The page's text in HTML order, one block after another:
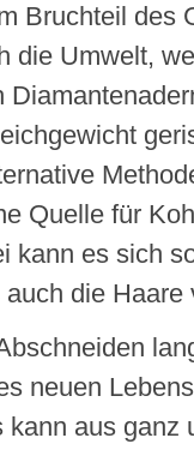
Bruchteil des
die Umwelt,
Quelle für
kann es sich
die Haare
neuen
kann aus ganz